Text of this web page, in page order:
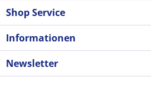
Shop Service
Informationen
Newsletter